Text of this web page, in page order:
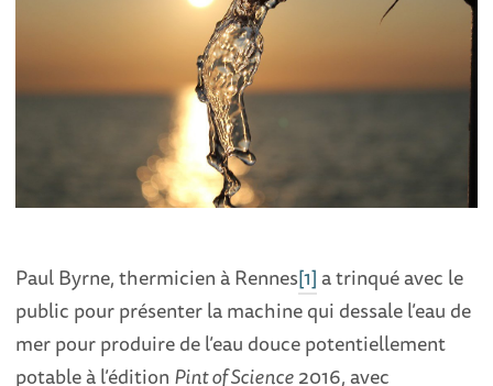
Paul Byrne, thermicien à Rennes[1]a trinqué avec le
public pour présenter la machine qui dessale l’eau de
mer pour produire de l’eau douce potentiellement
potable à l’édition Pint of Science2016, avec